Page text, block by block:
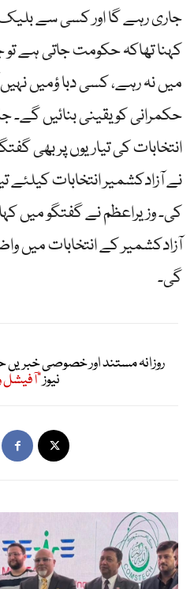
جاری رہے گا اور کسی سے
کہنا تھاکہ حکومت جاتی ہے
میں نہ رہے، کسی دبا ؤمیں
حکمرانی کو یقینی بنائیں
انتخابات کی تیاریوں پر بھی
نے آزادکشمیر انتخابات کیلئے
کی۔ وزیراعظم نے گفتگو میں
آزادکشمیر کے انتخابات میں
گی۔
روزانہ مستند اور خصوصی
نیوز"آفیشل